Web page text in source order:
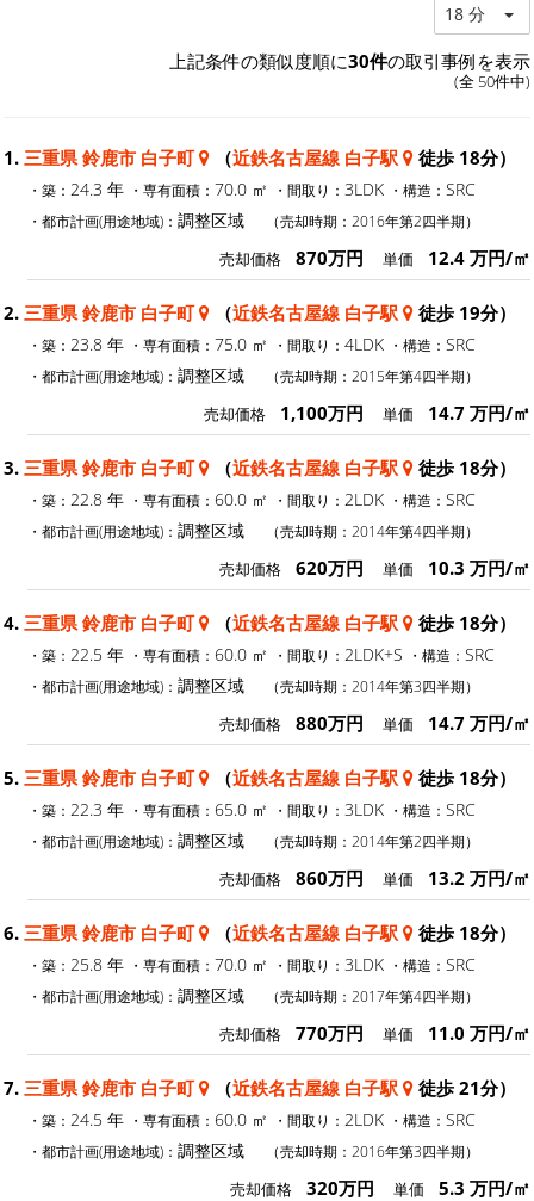
18 分
上記条件の類似度順に30件の取引事例を表示
(全 50件中)
1. 三重県 鈴鹿市 白子町 （近鉄名古屋線 白子駅 徒歩 18分）
・築： 24.3 年 ・専有面積： 70.0 ㎡ ・間取り： 3LDK ・構造： SRC
・都市計画(用途地域)： 調整区域 （売却時期：2016年第2四半期）
売却価格 870万円 単価 12.4 万円/㎡
2. 三重県 鈴鹿市 白子町 （近鉄名古屋線 白子駅 徒歩 19分）
・築： 23.8 年 ・専有面積： 75.0 ㎡ ・間取り： 4LDK ・構造： SRC
・都市計画(用途地域)： 調整区域 （売却時期：2015年第4四半期）
売却価格 1,100万円 単価 14.7 万円/㎡
3. 三重県 鈴鹿市 白子町 （近鉄名古屋線 白子駅 徒歩 18分）
・築： 22.8 年 ・専有面積： 60.0 ㎡ ・間取り： 2LDK ・構造： SRC
・都市計画(用途地域)： 調整区域 （売却時期：2014年第4四半期）
売却価格 620万円 単価 10.3 万円/㎡
4. 三重県 鈴鹿市 白子町 （近鉄名古屋線 白子駅 徒歩 18分）
・築： 22.5 年 ・専有面積： 60.0 ㎡ ・間取り： 2LDK+S ・構造： SRC
・都市計画(用途地域)： 調整区域 （売却時期：2014年第3四半期）
売却価格 880万円 単価 14.7 万円/㎡
5. 三重県 鈴鹿市 白子町 （近鉄名古屋線 白子駅 徒歩 18分）
・築： 22.3 年 ・専有面積： 65.0 ㎡ ・間取り： 3LDK ・構造： SRC
・都市計画(用途地域)： 調整区域 （売却時期：2014年第2四半期）
売却価格 860万円 単価 13.2 万円/㎡
6. 三重県 鈴鹿市 白子町 （近鉄名古屋線 白子駅 徒歩 18分）
・築： 25.8 年 ・専有面積： 70.0 ㎡ ・間取り： 3LDK ・構造： SRC
・都市計画(用途地域)： 調整区域 （売却時期：2017年第4四半期）
売却価格 770万円 単価 11.0 万円/㎡
7. 三重県 鈴鹿市 白子町 （近鉄名古屋線 白子駅 徒歩 21分）
・築： 24.5 年 ・専有面積： 60.0 ㎡ ・間取り： 2LDK ・構造： SRC
・都市計画(用途地域)： 調整区域 （売却時期：2016年第3四半期）
売却価格 320万円 単価 5.3 万円/㎡